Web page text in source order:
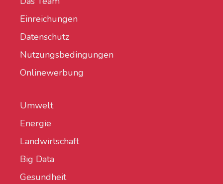
Einreichungen
Datenschutz
Nutzungsbedingungen
Onlinewerbung
Umwelt
Energie
Landwirtschaft
Big Data
Gesundheit